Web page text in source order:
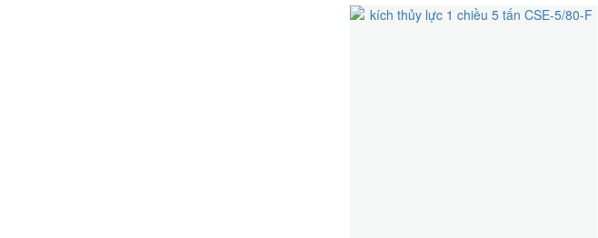
pressure gauge, filter, regulator and oiler
Lubricating oil for the FRL unit User